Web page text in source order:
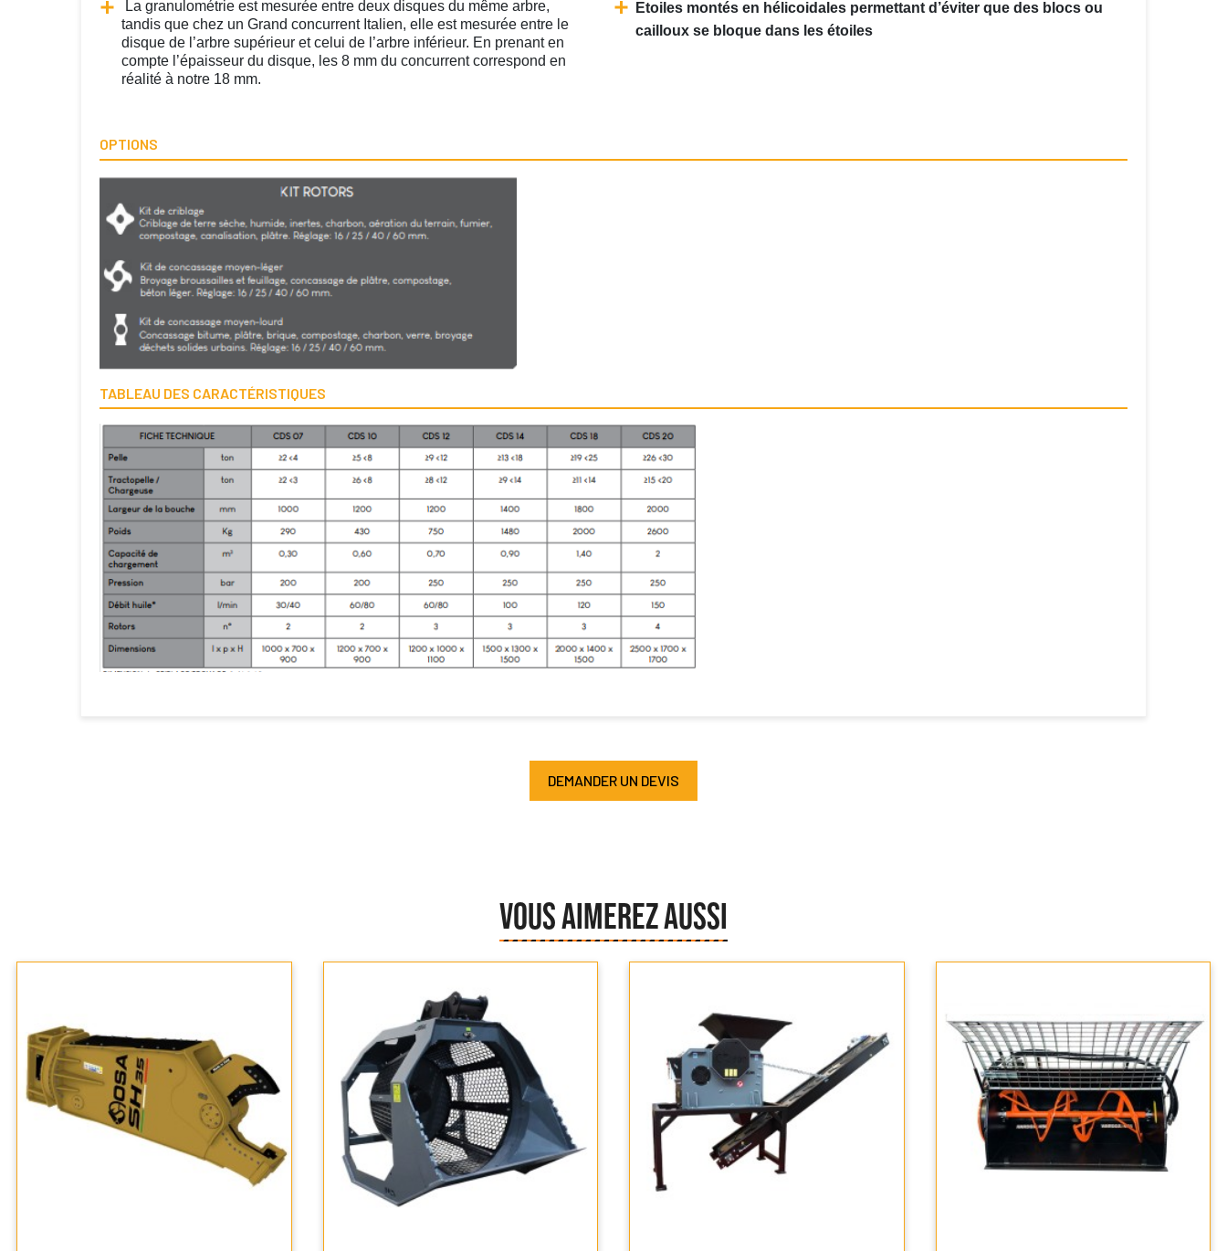
La granulométrie est mesurée entre deux disques du même arbre,
tandis que chez un Grand concurrent Italien, elle est mesurée entre le
disque de l’arbre supérieur et celui de l’arbre inférieur. En prenant en
compte l’épaisseur du disque, les 8 mm du concurrent correspond en
réalité à notre 18 mm.
Etoiles montés en hélicoidales permettant d’éviter que des blocs ou
cailloux se bloque dans les étoiles
OPTIONS
TABLEAU DES CARACTÉRISTIQUES
DEMANDER UN DEVIS
VOUS AIMEREZ AUSSI